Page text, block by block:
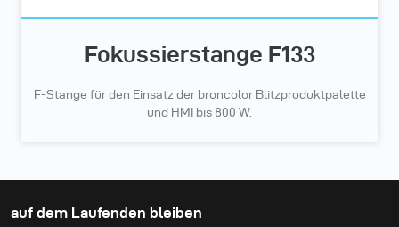
Fokussierstange F133
F-Stange für den Einsatz der broncolor Blitzproduktpalette
und HMI bis 800 W.
auf dem Laufenden bleiben